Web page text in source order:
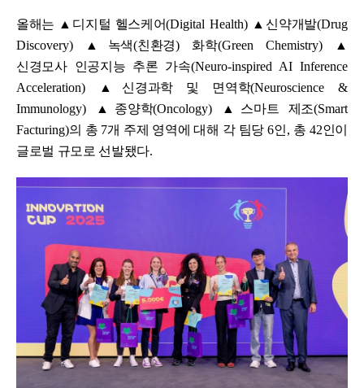
올해는 ▲ 디지털 헬스케어(Digital Health) ▲ 신약개발(Drug
Discovery)
▲ 녹색(친환경) 화학(Green Chemistry)
▲
신경모사 인공지능 추론 가속(Neuro-inspired AI Inference
Acceleration)
▲ 신경과학 및 면역학(Neuroscience &
Immunology)
▲ 종양학(Oncology) ▲ 스마트 제조(Smart
Facturing)의 총 7개 주제 영역에 대해 각 팀당 6인, 총 42인이
글로벌 규모로 선발됐다.